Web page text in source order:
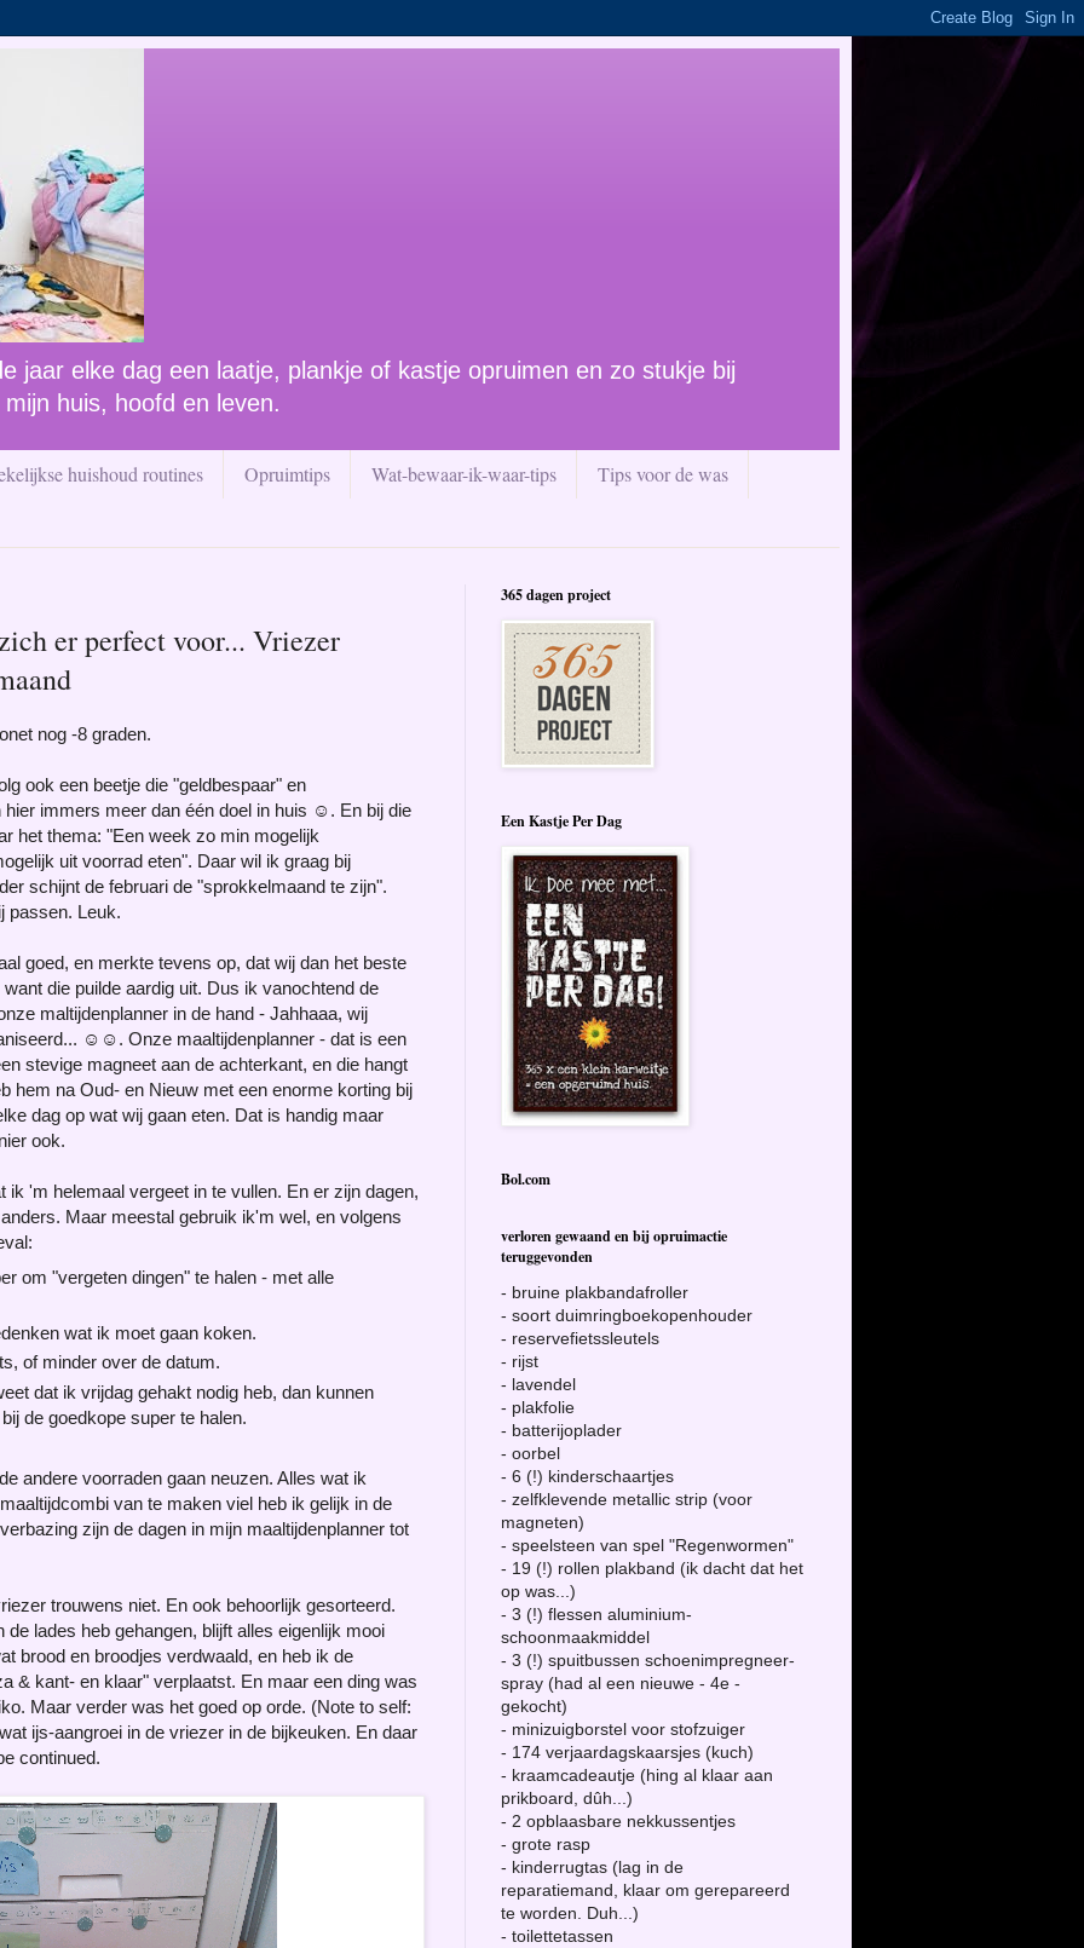
jaar elke dag een laatje, plankje of kastje opruimen en zo stukje bij
huis, hoofd en leven.
huishoud routines Opruimtips Wat-bewaar-ik-waar-tips Tips voor de was
er perfect voor... Vriezer
nog -8 graden.
ook een beetje die "geldbespaar" en
immers meer dan één doel in huis ☺. En bij die
het thema: "Een week zo min mogelijk
uit voorrad eten". Daar wil ik graag bij
schijnt de februari de "sprokkelmaand te zijn".
passen. Leuk.
goed, en merkte tevens op, dat wij dan het beste
die puilde aardig uit. Dus ik vanochtend de
maltijdenplanner in de hand - Jahhaaa, wij
☺☺. Onze maaltijdenplanner - dat is een
stevige magneet aan de achterkant, en die hangt
hem na Oud- en Nieuw met een enorme korting bij
dag op wat wij gaan eten. Dat is handig maar
ook.
'm helemaal vergeet in te vullen. En er zijn dagen,
Maar meestal gebruik ik'm wel, en volgens
om "vergeten dingen" te halen - met alle
wat ik moet gaan koken.
of minder over de datum.
dat ik vrijdag gehakt nodig heb, dan kunnen
de goedkope super te halen.
andere voorraden gaan neuzen. Alles wat ik
van te maken viel heb ik gelijk in de
zijn de dagen in mijn maaltijdenplanner tot
trouwens niet. En ook behoorlijk gesorteerd.
lades heb gehangen, blijft alles eigenlijk mooi
brood en broodjes verdwaald, en heb ik de
& kant- en klaar" verplaatst. En maar een ding was
Maar verder was het goed op orde. (Note to self:
ijs-aangroei in de vriezer in de bijkeuken. En daar
continued.
365 dagen project
Een Kastje Per Dag
Bol.com
verloren gewaand en bij opruimactie
teruggevonden
- bruine plakbandafroller
- soort duimringboekopenhouder
- reservefietssleutels
- rijst
- lavendel
- plakfolie
- batterijoplader
- oorbel
- 6 (!) kinderschaartjes
- zelfklevende metallic strip (voor
magneten)
- speelsteen van spel "Regenwormen"
- 19 (!) rollen plakband (ik dacht dat het
op was...)
- 3 (!) flessen aluminium-
schoonmaakmiddel
- 3 (!) spuitbussen schoenimpregneer-
spray (had al een nieuwe - 4e -
gekocht)
- minizuigborstel voor stofzuiger
- 174 verjaardagskaarsjes (kuch)
- kraamcadeautje (hing al klaar aan
prikboard, dûh...)
- 2 opblaasbare nekkussentjes
- grote rasp
- kinderrugtas (lag in de
reparatiemand, klaar om gerepareerd
te worden. Duh...)
- toilettetassen